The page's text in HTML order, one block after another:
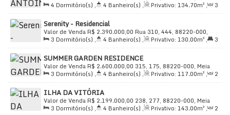
Praia, Itapema, Santa Catarina, Brasil
4 Dormitório(s) , 4 Banheiro(s) , Privativo: 134.70m² ,
3
Sala(s) , 2Suíte(s) , Total:221.00m² , 3Vaga(s) ,
Útil:
134.70m²
Serenity - Residencial
R$ 2.390.000,00
Valor de Venda
Rua 310, 444, 88220-000,
Meia Praia, Itapema, Santa Catarina, Brasil
3 Dormitório(s) , 4 Banheiro(s) , Privativo: 130.00m² ,
3
Suíte(s), Total: 130.00m², 2 Vaga(s), 450mDistância do
Mar, Útil:130.00m²
SUMMER GARDEN RESIDENCE
R$ 2.600.000,00
Valor de Venda
315, 175, 88220-000, Meia
Praia, Itapema, Santa Catarina, Brasil
3 Dormitório(s) , 4 Banheiro(s) , Privativo: 117.00m² ,
2
Sala(s) , 3Suíte(s) , Total:165.00m² , 3Vaga(s) ,
150m
Distância do Mar, Útil:
ILHA DA VITÓRIA
R$ 2.199.000,00
Valor de Venda
238, 277, 88220-000, Meia
Praia, Itapema, Santa Catarina, Brasil
3 Dormitório(s) , 4 Banheiro(s) , Privativo: 143.00m² ,
2